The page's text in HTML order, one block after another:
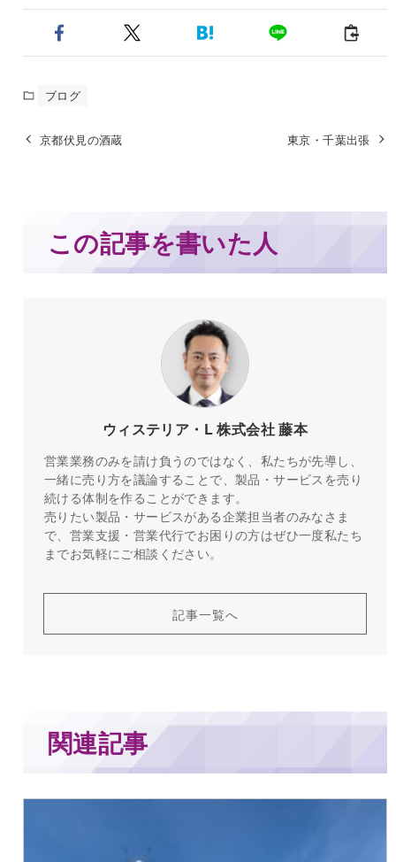
ブログ
京都伏見の酒蔵 東京・千葉出張
この記事を書いた人
ウィステリア・L 株式会社 藤本
営業業務のみを請け負うのではなく、私たちが先導し、
一緒に売り方を議論することで、製品・サービスを売り
続ける体制を作ることができます。
売りたい製品・サービスがある企業担当者のみなさま
で、営業支援・営業代行でお困りの方はぜひ一度私たち
までお気軽にご相談ください。
記事一覧へ
関連記事